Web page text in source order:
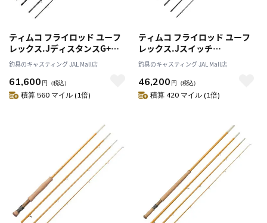
ティムコ フライロッド ユーフ
レックス.JディスタンスG+
908-4G+
釣具のキャスティング JAL Mall店
61,600 円 （税込）
積算 560 マイル (1倍)
ティムコ フライロッド ユーフ
レックス.Jスイッチ
JSWT1066-6 TR
釣具のキャスティング JAL Mall店
46,200 円 （税込）
積算 420 マイル (1倍)